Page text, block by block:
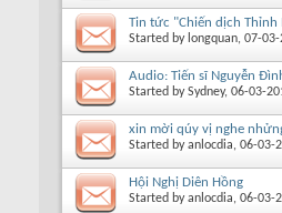
Tin tức "Chiến dịch Thỉnh
Started by longquan, 07-
Audio: Tiến sĩ Nguyễn
Started bySydney, 06-03-
xin mời qúy vị nghe
Started byanlocdia, 06-03-
Hội Nghị Diên Hồng
Started byanlocdia, 06-03-